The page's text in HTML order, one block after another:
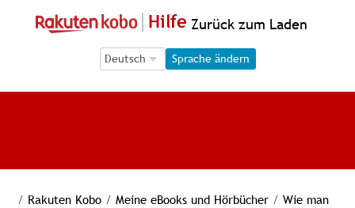
Hilfe Zurück zum Laden
Language Selection
Language Selection
Sprache ändern
/ Rakuten Kobo / Meine eBooks und Hörbücher / Wie man